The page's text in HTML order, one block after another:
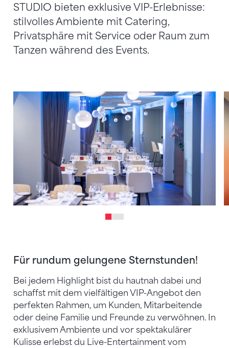
STUDIO bieten exklusive VIP-Erlebnisse:
stilvolles Ambiente mit Catering,
Privatsphäre mit Service oder Raum zum
Tanzen während des Events.
Für rundum gelungene Sternstunden!
Bei jedem Highlight bist du hautnah dabei und
schaffst mit dem vielfältigen VIP-Angebot den
perfekten Rahmen, um Kunden, Mitarbeitende
oder deine Familie und Freunde zu verwöhnen. In
exklusivem Ambiente und vor spektakulärer
Kulisse erlebst du Live-Entertainment vom